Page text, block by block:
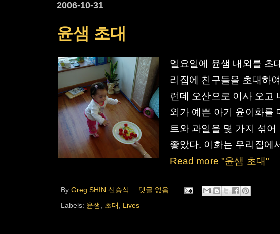
2006-10-31
윤샘 초대
일요일에 윤샘 내외를 초
리집에 친구들을 초대하
런데 오산으로 이사 오고
외가 예쁜 아기 윤이화를
트와 과일을 몇 가지 섞어
좋았다. 이화는 우리집에
Read more "윤샘 초대"
By Greg SHIN 신승식
댓글 없음:
Labels: 윤샘 초대 Lives